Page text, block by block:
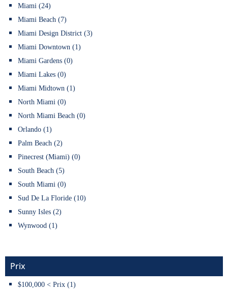
Miami (24)
Miami Beach (7)
Miami Design District (3)
Miami Downtown (1)
Miami Gardens (0)
Miami Lakes (0)
Miami Midtown (1)
North Miami (0)
North Miami Beach (0)
Orlando (1)
Palm Beach (2)
Pinecrest (Miami) (0)
South Beach (5)
South Miami (0)
Sud De La Floride (10)
Sunny Isles (2)
Wynwood (1)
Prix
$100,000 < Prix (1)